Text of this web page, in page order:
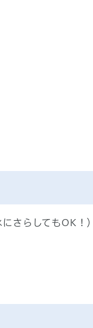
さらしてもOK！）